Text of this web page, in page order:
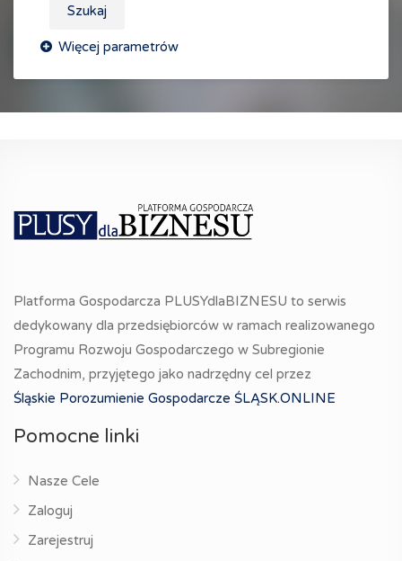
Szukaj
Platforma Gospodarcza PLUSYdlaBIZNESU to serwis
dedykowany dla przedsiębiorców w ramach realizowanego
Programu Rozwoju Gospodarczego w Subregionie
Zachodnim, przyjętego jako nadrzędny cel przez
Śląskie Porozumienie Gospodarcze ŚLĄSK.ONLINE
Pomocne linki
Nasze Cele
Zaloguj
Zarejestruj